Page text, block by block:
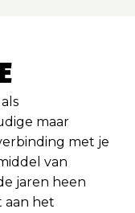
maar
met je
van
jaren heen
aan het